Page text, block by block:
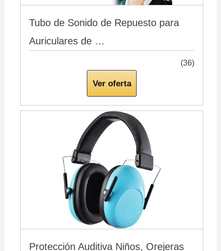
Tubo de Sonido de Repuesto para
Auriculares de …
(36)
Ver oferta
Protección Auditiva Niños, Orejeras